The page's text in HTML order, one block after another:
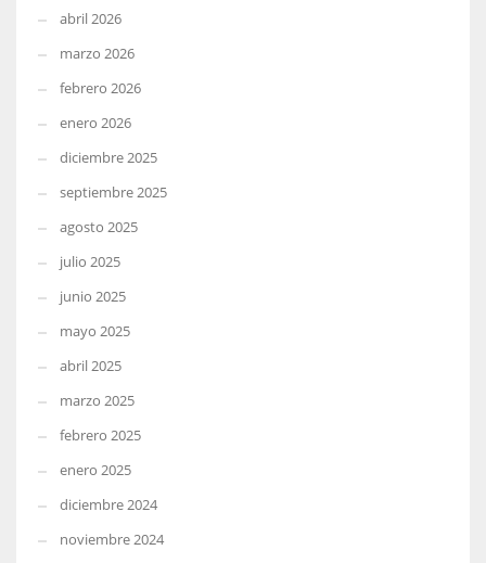
abril 2026
marzo 2026
febrero 2026
enero 2026
diciembre 2025
septiembre 2025
agosto 2025
julio 2025
junio 2025
mayo 2025
abril 2025
marzo 2025
febrero 2025
enero 2025
diciembre 2024
noviembre 2024